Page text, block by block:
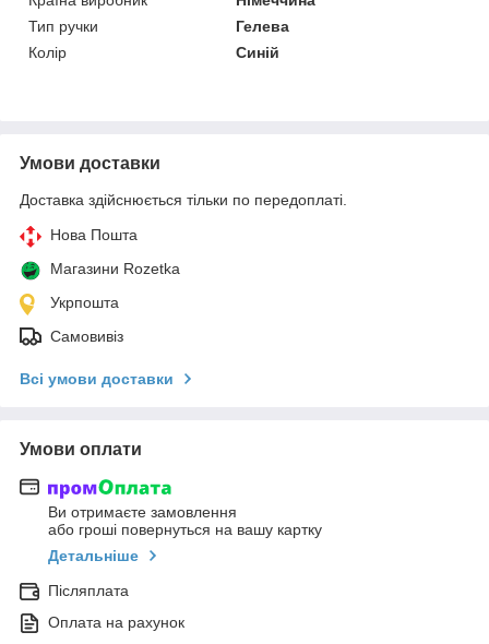
Тип ручки
Гелева
Колір
Синій
Умови доставки
Доставка здійснюється тільки по передоплаті.
Нова Пошта
Магазини Rozetka
Укрпошта
Самовивіз
Всі умови доставки
Умови оплати
Ви отримаєте замовлення
або гроші повернуться на вашу картку
Детальніше
Післяплата
Оплата на рахунок